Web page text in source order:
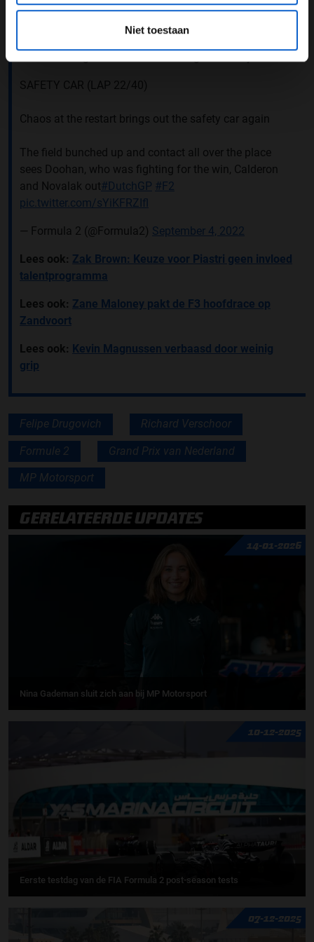
Niet toestaan
voorvleugel maar weet de race uit te rijden. Hierdoor
safety car
, maar daarvan verliep de
SAFETY CAR (LAP 22/40)
Chaos at the restart brings out the safety car again
The field bunched up and contact all over the place
sees Doohan, who was fighting for the win, Calderon
and Novalak out#DutchGP #F2
pic.twitter.com/sYiKFRZIfl
— Formula 2 (@Formula2) September 4, 2022
Lees ook: Zak Brown: Keuze voor Piastri geen invloed
talentprogramma
Lees ook: Zane Maloney pakt de F3 hoofdrace op
Zandvoort
Lees ook: Kevin Magnussen verbaasd door weinig
grip
Felipe Drugovich Richard Verschoor
Formule 2 Grand Prix van Nederland
MP Motorsport
GERELATEERDE UPDATES
14-01-2026
Nina Gademan sluit zich aan bij MP Motorsport
10-12-2025
Eerste testdag van de FIA Formula 2 post-season tests
07-12-2025